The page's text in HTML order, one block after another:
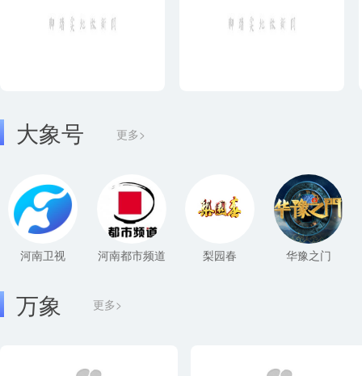
大象号 更多>
河南卫视 河南都市频道 梨园春 华豫之门
更多>
万象